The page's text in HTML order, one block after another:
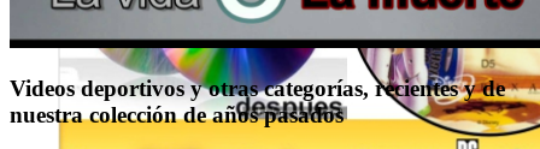
Videos deportivos y otras categorías, recientes y de
nuestra colección de años pasados